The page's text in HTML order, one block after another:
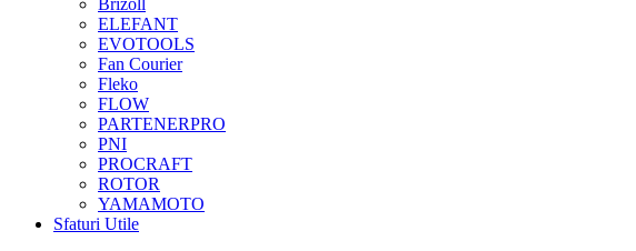
Brizoll
ELEFANT
EVOTOOLS
Fan Courier
Fleko
FLOW
PARTENERPRO
PNI
PROCRAFT
ROTOR
YAMAMOTO
Sfaturi Utile